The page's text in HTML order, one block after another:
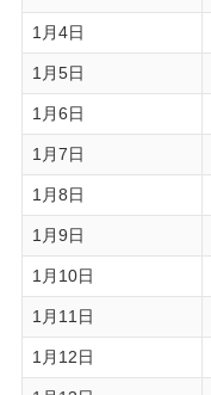
1月4日
1月5日
1月6日
1月7日
1月8日
1月9日
1月10日
1月11日
1月12日